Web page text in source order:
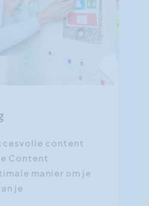
content
Content
manier om je
je